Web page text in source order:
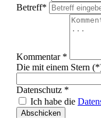
Betreff*
Kommentar *
Die mit einem Stern
Datenschutz *
Ich habe die
Abschicken